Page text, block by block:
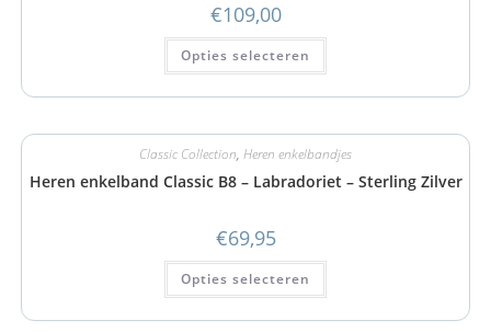
€109,00
Opties selecteren
Classic Collection, Heren enkelbandjes
Heren enkelband Classic B8 – Labradoriet – Sterling Zilver
€69,95
Opties selecteren